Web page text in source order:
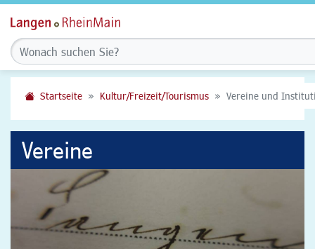
Startseite Kultur/Freizeit/Tourismus Vereine und
Vereine